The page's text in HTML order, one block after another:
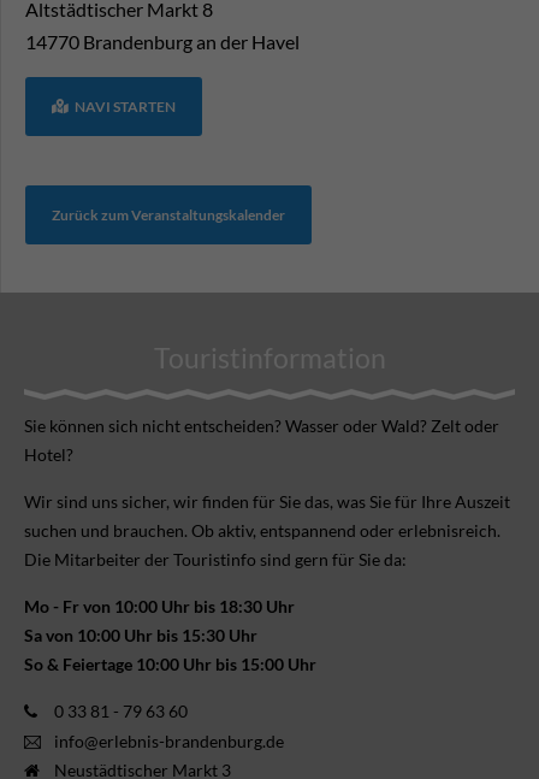
Altstädtischer Markt 8
14770 Brandenburg an der Havel
NAVI STARTEN
Zurück zum Veranstaltungskalender
Touristinformation
Sie können sich nicht ent­scheiden? Wasser oder Wald? Zelt oder
Hotel?
Wir sind uns sicher, wir finden für Sie das, was Sie für Ihre Aus­zeit
suchen und brauchen. Ob aktiv, ent­spannend oder erlebnis­reich.
Die Mitarbeiter der Touristinfo sind gern für Sie da:
Mo - Fr von 10:00 Uhr bis 18:30 Uhr
Sa von 10:00 Uhr bis 15:30 Uhr
So & Feiertage 10:00 Uhr bis 15:00 Uhr
0 33 81 - 79 63 60
info@erlebnis-brandenburg.de
Neustädtischer Markt 3